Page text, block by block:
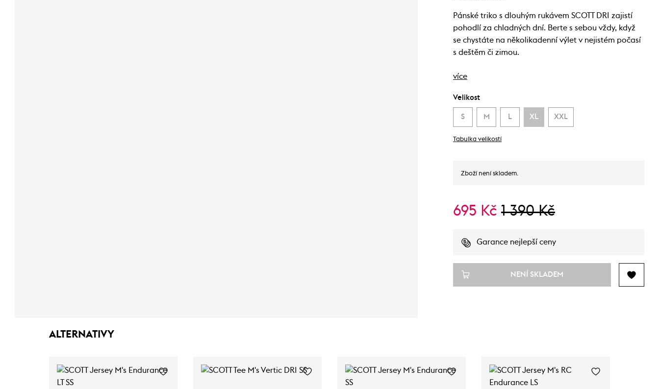
Pánské triko s dlouhým rukávem SCOTT DRI zajistí
pohodlí za chladných dní. Berte s sebou vždy, když
se chystáte na několikadenní výlet v nejistém počasí
s deštěm či zimou.
více
Velikost
S M L XL XXL
Tabulka velikostí
Zboží není skladem.
695 Kč 1 390 Kč
Garance nejlepší ceny
NENÍ SKLADEM
ALTERNATIVY